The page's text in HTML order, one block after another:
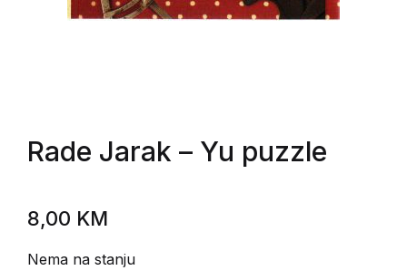
Rade Jarak – Yu puzzle
8,00 KM
Nema na stanju